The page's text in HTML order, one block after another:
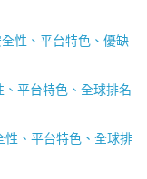
性、平台特色、優缺
平台特色、全球排名
性、平台特色、全球排